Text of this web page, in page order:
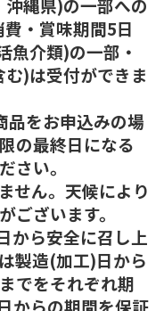
・賞味期間5日
魚介類)の一部・
)は受付ができま
をお申込みの場
の最終日になる
さい。
せん。天候により
ございます。
から安全に召し上
製造(加工)日から
でをそれぞれ期
からの期間を保証